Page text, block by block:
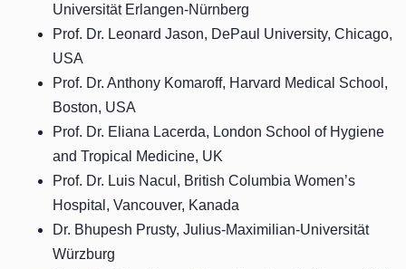
Universität Erlangen-Nürnberg
Prof. Dr. Leonard Jason, DePaul University, Chicago,
USA
Prof. Dr. Anthony Komaroff, Harvard Medical School,
Boston, USA
Prof. Dr. Eliana Lacerda, London School of Hygiene
and Tropical Medicine, UK
Prof. Dr. Luis Nacul, British Columbia Women’s
Hospital, Vancouver, Kanada
Dr. Bhupesh Prusty, Julius-Maximilian-Universität
Würzburg